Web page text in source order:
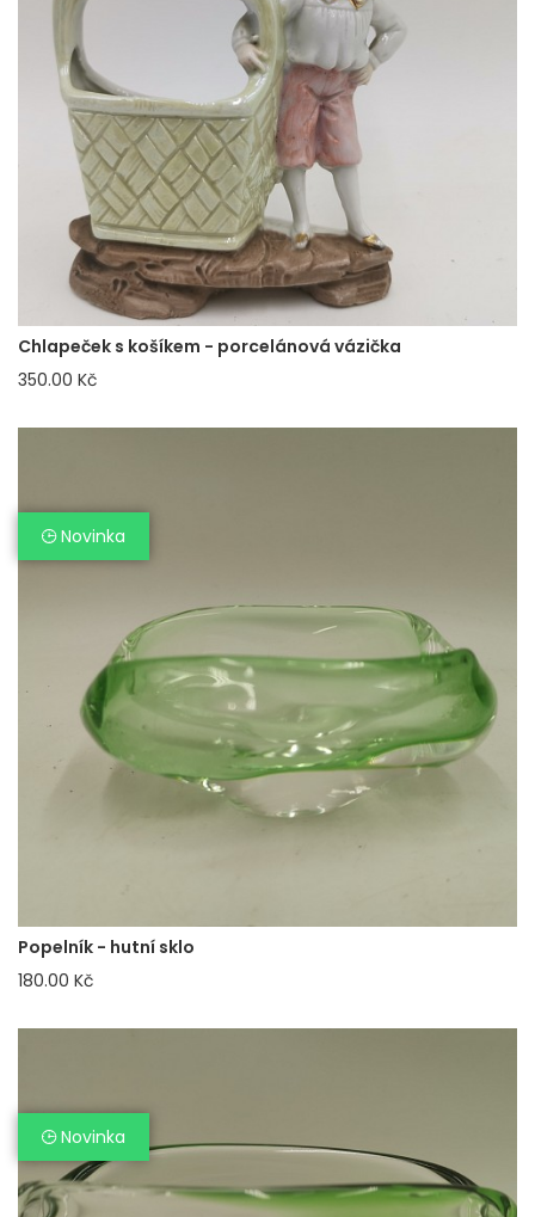
Chlapeček s košíkem - porcelánová vázička
350.00 Kč
Popelník - hutní sklo
Novinka
180.00 Kč
Novinka